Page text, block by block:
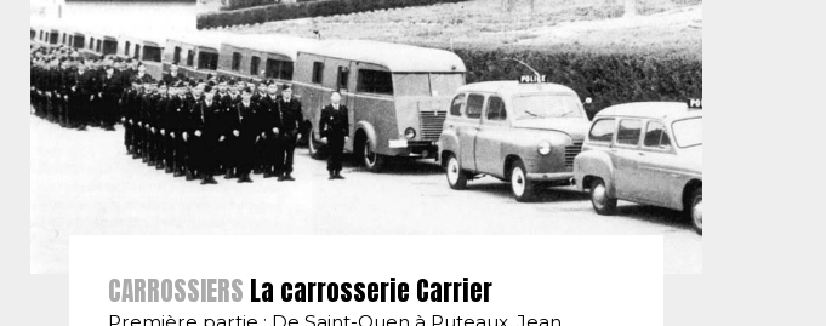
CARROSSIERS La carrosserie Carrier